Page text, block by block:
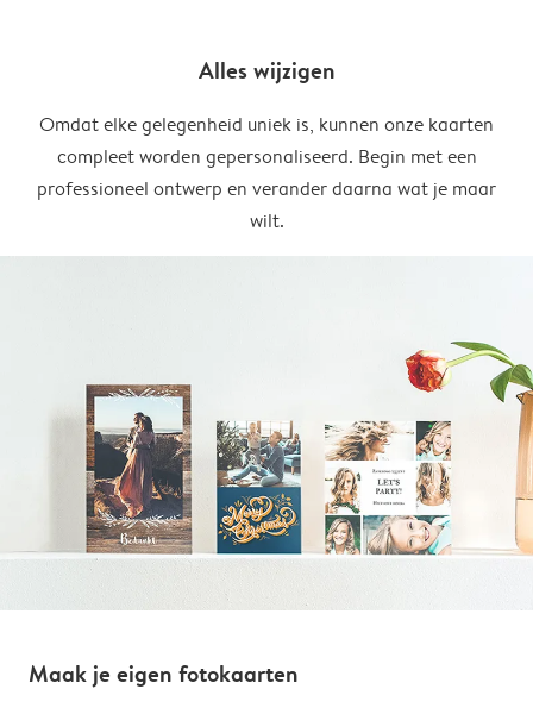
Alles wijzigen
Omdat elke gelegenheid uniek is, kunnen onze kaarten
compleet worden gepersonaliseerd. Begin met een
professioneel ontwerp en verander daarna wat je maar
wilt.
Maak je eigen fotokaarten